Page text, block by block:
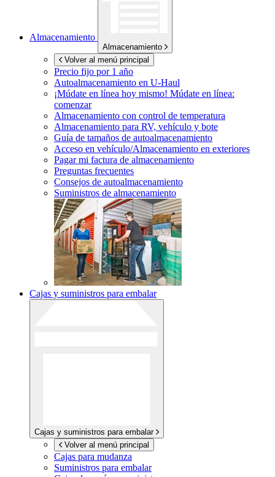
Almacenamiento
Almacenamiento
Volver al menú principal
Precio fijo por 1 año
Autoalmacenamiento en U-Haul
¡Múdate en línea hoy mismo! Múdate en línea:
comenzar
Almacenamiento con control de temperatura
Almacenamiento para RV, vehículo y bote
Guía de tamaños de autoalmacenamiento
Acceso en vehículo/Almacenamiento en exteriores
Pagar mi factura de almacenamiento
Preguntas frecuentes
Consejos de autoalmacenamiento
Suministros de almacenamiento
Cajas y suministros para embalar
Cajas y suministros para embalar
Volver al menú principal
Cajas para mudanza
Suministros para embalar